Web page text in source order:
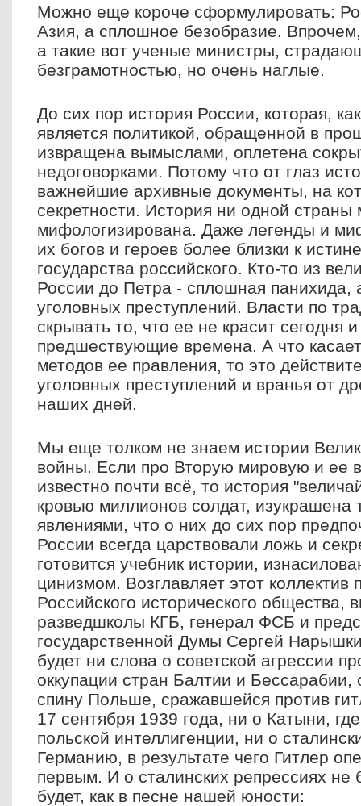
Можно еще короче сформулировать:
Азия, а сплошное безобразие.
а такие вот ученые министры,
безграмотностью, но очень наглые.
До сих пор история России, которая,
является политикой, обращенной в
извращена вымыслами, оплетена
недоговорками. Потому что от глаз
важнейшие архивные документы, на
секретности. История ни одной страны
мифологизирована. Даже легенды и
их богов и героев более близки к
государства российского. Кто-то из
России до Петра - сплошная панихида,
уголовных преступлений. Власти по
скрывать то, что ее не красит сегодня
предшествующие времена. А что
методов ее правления, то это
уголовных преступлений и вранья от
наших дней.
Мы еще толком не знаем истории
войны. Если про Вторую мировую и ее
известно почти всё, то история
кровью миллионов солдат,
явлениями, что о них до сих пор
России всегда царствовали ложь и
готовится учебник истории,
цинизмом. Возглавляет этот коллектив
Российского исторического общества,
разведшколы КГБ, генерал ФСБ и
государственной Думы Сергей
будет ни слова о советской агрессии
оккупации стран Балтии и Бессарабии,
спину Польше, сражавшейся против
17 сентября 1939 года, ни о Катыни,
польской интеллигенции, ни о
Германию, в результате чего Гитлер
первым. И о сталинских репрессиях не
будет, как в песне нашей юности: